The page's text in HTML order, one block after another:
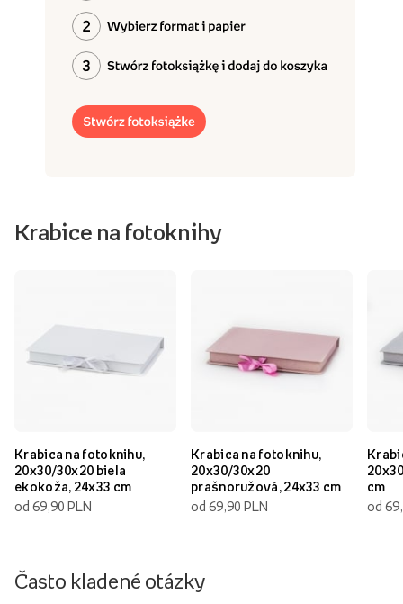
Krabice na fotoknihy
Krabica na fotoknihu,
20x30/30x20 biela
ekokoža, 24x33 cm
od 69,90 PLN
Krabica na fotoknihu,
20x30/30x20
prašnoružová, 24x33 cm
od 69,90 PLN
cm
od
Často kladené otázky